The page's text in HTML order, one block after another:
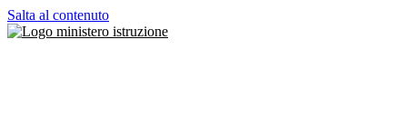
Salta al contenuto